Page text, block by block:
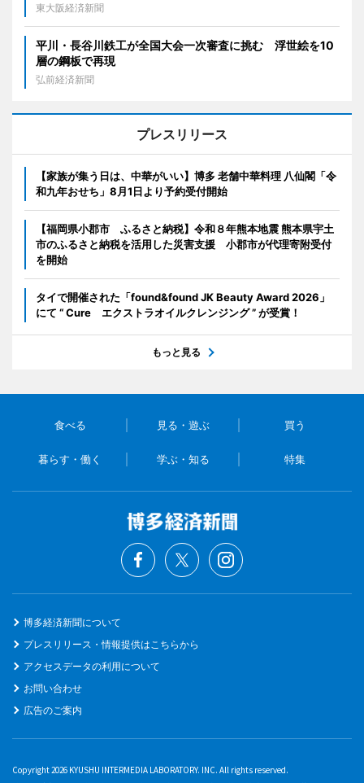
東大阪経済新聞
平川・長谷川鉄工が全国大会一次審査に挑む 浮世絵を10
層の鋼板で再現
弘前経済新聞
プレスリリース
【家族が集う日は、中華がいい】博多 老舗中華料理 八仙閣「令
和九年おせち」8月1日より予約受付開始
【福岡県小郡市 ふるさと納税】令和８年熊本地震 熊本県宇土
市のふるさと納税を活用した災害支援 小郡市が代理寄附受付
を開始
タイで開催された「found&found JK Beauty Award 2026」
にて “ Cure エクストラオイルクレンジング ” が受賞！
もっと見る
食べる 見る・遊ぶ 買う
暮らす・働く 学ぶ・知る 特集
博多経済新聞について
プレスリリース・情報提供はこちらから
アクセスデータの利用について
お問い合わせ
広告のご案内
Copyright 2026 KYUSHU INTERMEDIA LABORATORY. INC. All rights reserved.